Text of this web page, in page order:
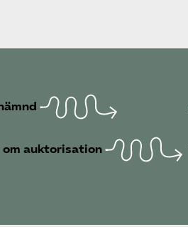
om auktorisation